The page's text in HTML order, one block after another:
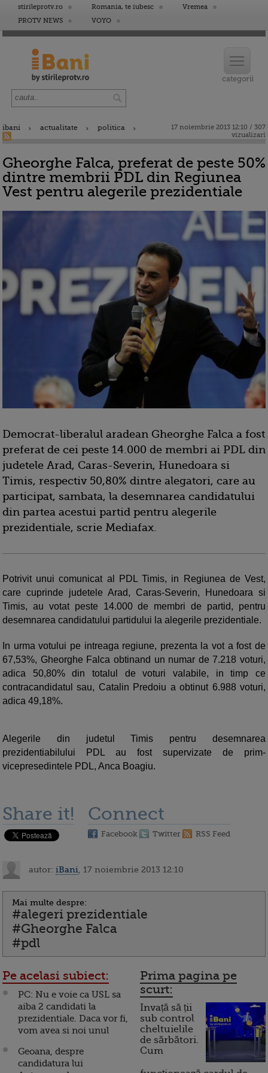
stirileprotv.ro Romania, te iubesc
Vremea
PROTV NEWS
VOYO
ibani actualitate politica
17 noiembrie 2013 12:10 / 307
vizualizari
Gheorghe Falca, preferat de peste 50%
dintre membrii PDL din Regiunea
Vest pentru alegerile prezidentiale
Democrat-liberalul aradean Gheorghe Falca a fost
preferat de cei peste 14.000 de membri ai PDL din
judetele Arad, Caras-Severin, Hunedoara si
Timis, respectiv 50,80% dintre alegatori, care au
participat, sambata, la desemnarea candidatului
din partea acestui partid pentru alegerile
prezidentiale, scrie Mediafax.
Potrivit unui comunicat al PDL Timis, in Regiunea de Vest,
care cuprinde judetele Arad, Caras-Severin, Hunedoara si
Timis, au votat peste 14.000 de membri de partid, pentru
desemnarea candidatului partidului la alegerile prezidentiale.
In urma votului pe intreaga regiune, prezenta la vot a fost de
67,53%, Gheorghe Falca obtinand un numar de 7.218 voturi,
adica 50,80% din totalul de voturi valabile, in timp ce
contracandidatul sau, Catalin Predoiu a obtinut 6.988 voturi,
adica 49,18%.
Alegerile din judetul Timis pentru desemnarea
prezidentiabilului PDL au fost supervizate de prim-
vicepresedintele PDL, Anca Boagiu.
Share it! Connect
Facebook Twitter RSS Feed
autor: iBani , 17 noiembrie 2013 12:10
Mai multe despre:
#alegeri prezidentiale
#Gheorghe Falca
#pdl
Pe acelasi subiect:
PC: Nu e voie ca USL sa
aiba 2 candidati la
prezidentiale. Daca vor fi,
vom avea si noi unul
Geoana, despre
candidatura lui
Prima pagina pe
scurt:
Invață să ții
sub control
cheltuielile
de sărbători.
Cum